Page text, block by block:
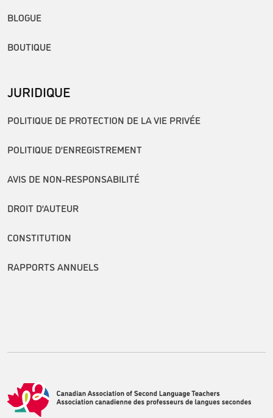
BLOGUE
BOUTIQUE
JURIDIQUE
POLITIQUE DE PROTECTION DE LA VIE PRIVÉE
POLITIQUE D’ENREGISTREMENT
AVIS DE NON-RESPONSABILITÉ
DROIT D’AUTEUR
CONSTITUTION
RAPPORTS ANNUELS